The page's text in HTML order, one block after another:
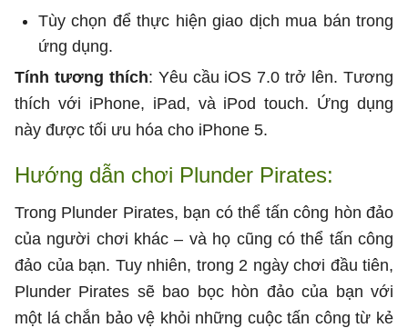
Tùy chọn để thực hiện giao dịch mua bán trong
ứng dụng.
Tính tương thích: Yêu cầu iOS 7.0 trở lên. Tương
thích với iPhone, iPad, và iPod touch. Ứng dụng
này được tối ưu hóa cho iPhone 5.
Hướng dẫn chơi Plunder Pirates:
Trong Plunder Pirates, bạn có thể tấn công hòn đảo
của người chơi khác – và họ cũng có thể tấn công
đảo của bạn. Tuy nhiên, trong 2 ngày chơi đầu tiên,
Plunder Pirates sẽ bao bọc hòn đảo của bạn với
một lá chắn bảo vệ khỏi những cuộc tấn công từ kẻ